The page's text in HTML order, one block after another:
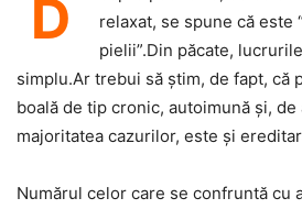
D
relaxat, se spune că este
pielii”.Din păcate,
simplu.Ar trebui să ştim, de fapt, că
boală de tip cronic, autoimună şi, de
majoritatea cazurilor, este şi
Numărul celor care se confruntă cu